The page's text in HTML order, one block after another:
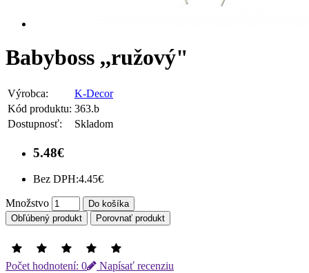
Babyboss ,,ružový"
Výrobca:
K-Decor
Kód produktu: 363.b
Dostupnosť:
Skladom
5.48€
Bez DPH:4.45€
Množstvo
Do košíka
Obľúbený produkt
Porovnať produkt
Počet hodnotení: 0 Napísať recenziu